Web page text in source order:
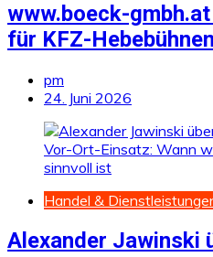
www.boeck-
für KFZ-Hebebühnen
pm
24. Juni 2026
Handel &
Alexander Jawinski